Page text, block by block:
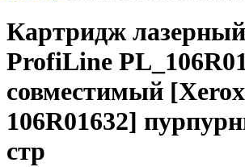
Картридж лазерный
ProfiLine
совместимый [Xerox
106R01632]
стр